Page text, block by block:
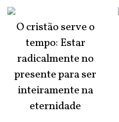
O cristão serve o
tempo: Estar
radicalmente no
presente para ser
inteiramente na
eternidade